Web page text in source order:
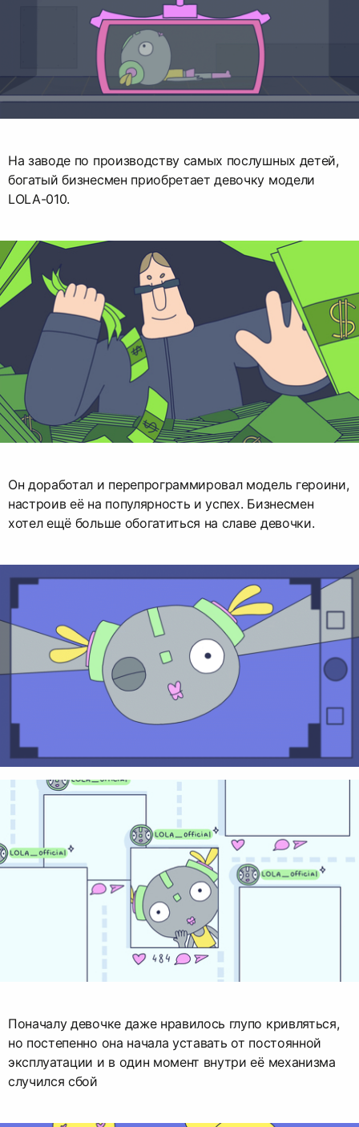
На заводе по производству самых послушных детей,
богатый бизнесмен приобретает девочку модели
LOLA-010.
Он доработал и перепрограммировал модель героини,
настроив её на популярность и успех. Бизнесмен
хотел ещё больше обогатиться на славе девочки.
Поначалу девочке даже нравилось глупо кривляться,
но постепенно она начала уставать от постоянной
эксплуатации и в один момент внутри её механизма
случился сбой